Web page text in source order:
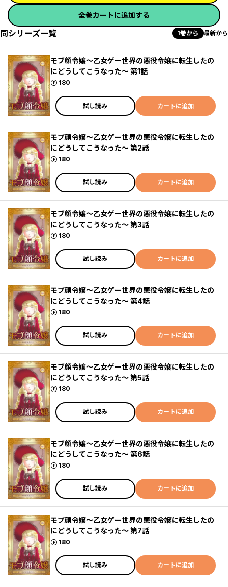
全巻カートに追加する
同シリーズ一覧 1巻から 最新から
モブ顔令嬢～乙女ゲー世界の悪役令嬢に転生したの
にどうしてこうなった～ 第1話
180
ポイント
試し読み カートに追加
モブ顔令嬢～乙女ゲー世界の悪役令嬢に転生したの
にどうしてこうなった～ 第2話
180
ポイント
試し読み カートに追加
モブ顔令嬢～乙女ゲー世界の悪役令嬢に転生したの
にどうしてこうなった～ 第3話
180
ポイント
試し読み カートに追加
モブ顔令嬢～乙女ゲー世界の悪役令嬢に転生したの
にどうしてこうなった～ 第4話
180
ポイント
試し読み カートに追加
モブ顔令嬢～乙女ゲー世界の悪役令嬢に転生したの
にどうしてこうなった～ 第5話
180
ポイント
試し読み カートに追加
モブ顔令嬢～乙女ゲー世界の悪役令嬢に転生したの
にどうしてこうなった～ 第6話
180
ポイント
試し読み カートに追加
モブ顔令嬢～乙女ゲー世界の悪役令嬢に転生したの
にどうしてこうなった～ 第7話
180
ポイント
試し読み カートに追加